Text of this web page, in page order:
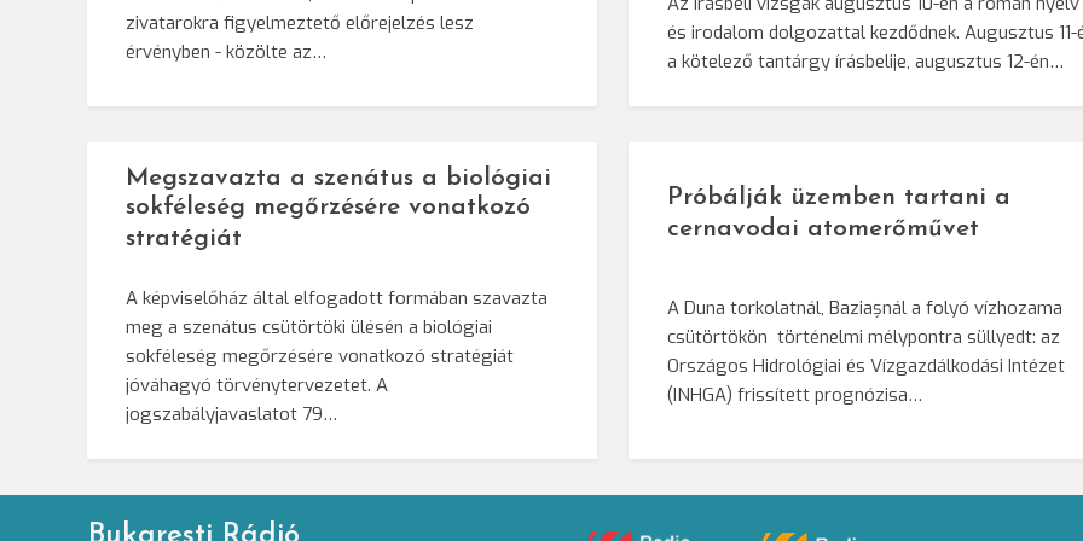
zivatarokra figyelmeztető előrejelzés lesz
érvényben - közölte az…
és irodalom dolgozattal kezdődnek. Augusztus 11-
a kötelező tantárgy írásbelije, augusztus 12-én…
Megszavazta a szenátus a biológiai
sokféleség megőrzésére vonatkozó
stratégiát
A képviselőház által elfogadott formában szavazta
meg a szenátus csütörtöki ülésén a biológiai
sokféleség megőrzésére vonatkozó stratégiát
jóváhagyó törvénytervezetet. A
jogszabályjavaslatot 79…
Próbálják üzemben tartani a
cernavodai atomerőművet
A Duna torkolatnál, Baziașnál a folyó vízhozama
csütörtökön történelmi mélypontra süllyedt: az
Országos Hidrológiai és Vízgazdálkodási Intézet
(INHGA) frissített prognózisa…